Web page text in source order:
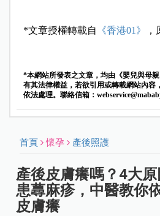
*文章授權轉載自 《香港01》
*本網站所發表之文章，均由《嬰兒與母
有其法律權益，若欲引用或轉載網站內容
依法處理。聯絡信箱：
首頁 懷孕 產後照護
產後皮膚癢嗎？4大
患蕁麻疹，中醫教你
皮膚癢